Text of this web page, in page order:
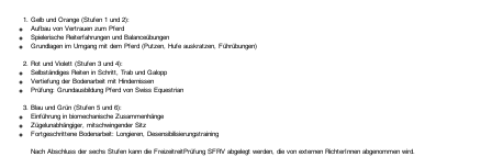
Gelb und Orange (Stufen 1 und 2):
Aufbau von Vertrauen zum Pferd
Spielerische Reiterfahrungen und Balanceübungen
Grundlagen im Umgang mit dem Pferd (Putzen, Hufe auskratzen, Führübungen)
Rot und Violett (Stufen 3 und 4):
Selbständiges Reiten in Schritt, Trab und Galopp
Vertiefung der Bodenarbeit mit Hindernissen
Prüfung: Grundausbildung Pferd von Swiss Equestrian
Blau und Grün (Stufen 5 und 6):
Einführung in biomechanische Zusammenhänge
Zügelunabhängiger, mitschwingender Sitz
Fortgeschrittene Bodenarbeit: Longieren, Desensibilisierungstraining
Nach Abschluss der sechs Stufen kann die FreizeitreitPrüfung SFRV abgelegt werden, die von externen RichterInnen abgenommen wird.